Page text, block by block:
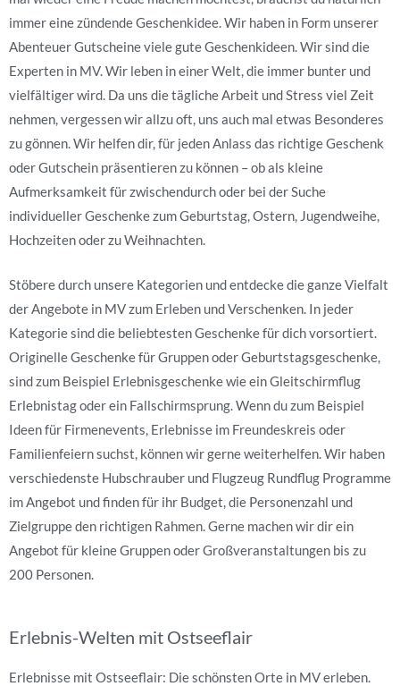
immer eine zündende Geschenkidee. Wir haben in Form unserer
Abenteuer Gutscheine viele gute Geschenkideen. Wir sind die
Experten in MV. Wir leben in einer Welt, die immer bunter und
vielfältiger wird. Da uns die tägliche Arbeit und Stress viel Zeit
nehmen, vergessen wir allzu oft, uns auch mal etwas Besonderes
zu gönnen. Wir helfen dir, für jeden Anlass das richtige Geschenk
oder Gutschein präsentieren zu können – ob als kleine
Aufmerksamkeit für zwischendurch oder bei der Suche
individueller Geschenke zum Geburtstag, Ostern, Jugendweihe,
Hochzeiten oder zu Weihnachten.
Stöbere durch unsere Kategorien und entdecke die ganze Vielfalt
der Angebote in MV zum Erleben und Verschenken. In jeder
Kategorie sind die beliebtesten Geschenke für dich vorsortiert.
Originelle Geschenke für Gruppen oder Geburtstagsgeschenke,
sind zum Beispiel Erlebnisgeschenke wie ein Gleitschirmflug
Erlebnistag oder ein Fallschirmsprung. Wenn du zum Beispiel
Ideen für Firmenevents, Erlebnisse im Freundeskreis oder
Familienfeiern suchst, können wir gerne weiterhelfen. Wir haben
verschiedenste Hubschrauber und Flugzeug Rundflug Programme
im Angebot und finden für ihr Budget, die Personenzahl und
Zielgruppe den richtigen Rahmen. Gerne machen wir dir ein
Angebot für kleine Gruppen oder Großveranstaltungen bis zu
200 Personen.
Erlebnis-Welten mit Ostseeflair
Erlebnisse mit Ostseeflair: Die schönsten Orte in MV erleben.